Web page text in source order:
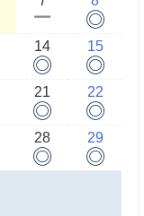
ー ◎
14
◎
15
◎
21
◎
22
◎
28
◎
29
◎